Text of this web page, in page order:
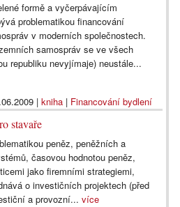
formě a vyčerpávajícím
problematikou financování
v moderních společnostech.
samospráv se ve všech
republiku nevyjímaje) neustále...
| kniha| Financování bydlení
stavaře
peněz, peněžních a
časovou hodnotou peněz,
jako firemními strategiemi,
o investičních projektech (před
a provozní...více